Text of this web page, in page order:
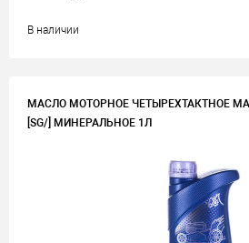
В наличии
МАСЛО МОТОРНОЕ ЧЕТЫРЕХТАКТНОЕ
[SG/] МИНЕРАЛЬНОЕ 1Л